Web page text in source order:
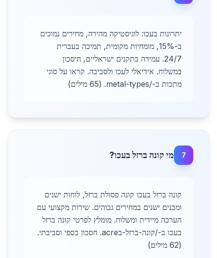
יתרונות בעכו: לוגיסטיקה מהירה, מחירים נמוכים
ב-15%, מומחיות מקומית, תמיכה בעברית
24/7. עמידה בתקנים ישראליים, חיסכון
במשלוח. אידיאלי לעכו ולסביבה. קראו על סוגי
מתכות ב-/metal-types. (65 מילים)
7 מי קונה ברזל בעכו?
קונה ברזל בעכו קונה פסולת ברזל, לוחות ישנים
ומבנים ישנים במחירים גבוהים. שירות מקצועי עם
הערכה מיידית ומשלוח. מומלץ לפרטי קונה ברזל
בעכו ב-/קונה-ברזל-בacre. חסכון כספי וסביבתי.
(62 מילים)